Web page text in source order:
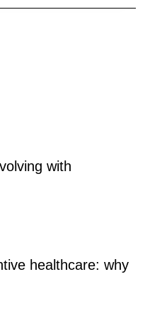
with
healthcare: why